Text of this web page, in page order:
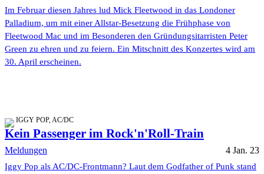
Im Februar diesen Jahres lud Mick Fleetwood in das Londoner
Palladium, um mit einer Allstar-Besetzung die Frühphase von
Fleetwood Mac und im Besonderen den Gründungsitarristen Peter
Green zu ehren und zu feiern. Ein Mitschnitt des Konzertes wird am
30. April erscheinen.
IGGY POP, AC/DC
Kein Passenger im Rock'n'Roll-Train
Meldungen 4 Jan. 23
Iggy Pop als AC/DC-Frontmann? Laut dem Godfather of Punk stand